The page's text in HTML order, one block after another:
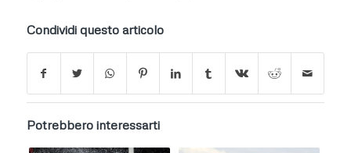
Condividi questo articolo
Potrebbero interessarti